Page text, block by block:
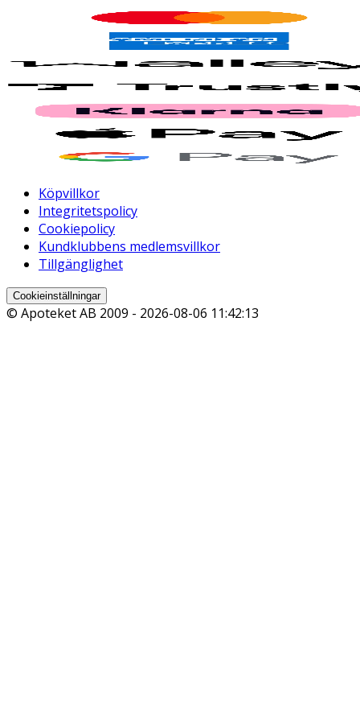
Köpvillkor
Integritetspolicy
Cookiepolicy
Kundklubbens medlemsvillkor
Tillgänglighet
Cookieinställningar
© Apoteket AB 2009 - 2026-08-06 11:42:13